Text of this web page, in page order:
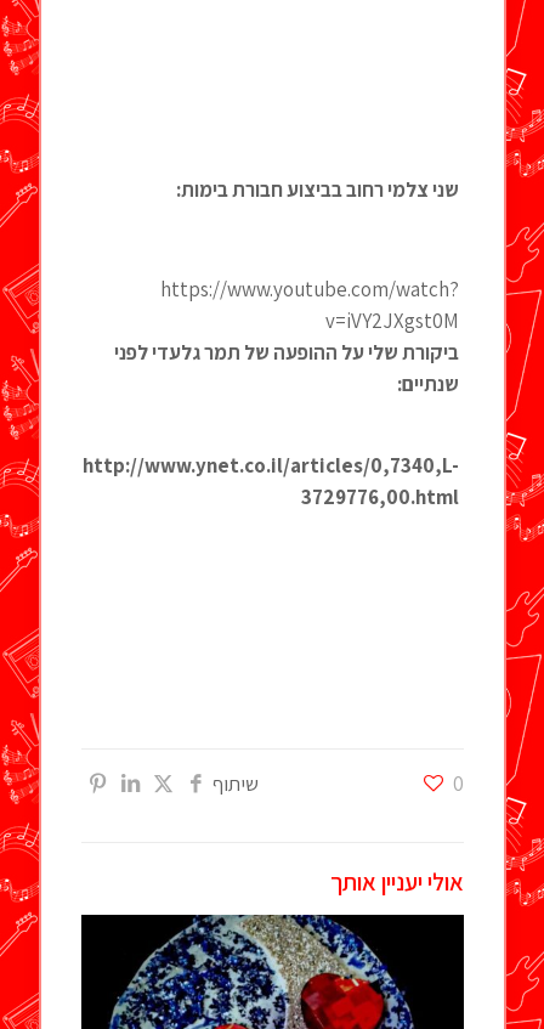
שני צלמי רחוב בביצוע חבורת בימות:
https://www.youtube.com/watch?
v=iVY2JXgst0M
ביקורת שלי על ההופעה של תמר גלעדי לפני
שנתיים:
http://www.ynet.co.il/articles/0,7340,L-
3729776,00.html
שיתוף 0
אולי יעניין אותך